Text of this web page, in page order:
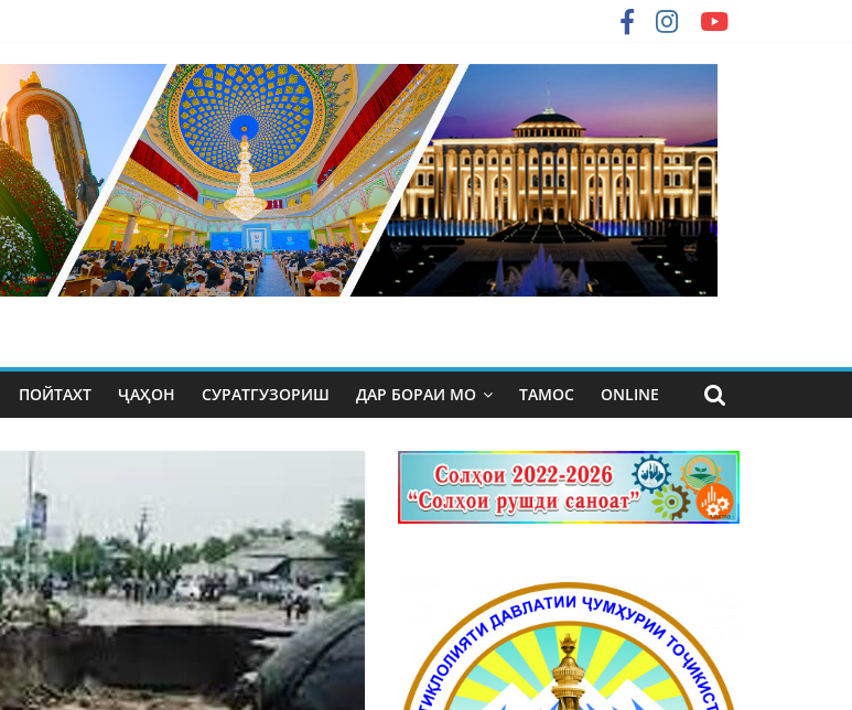
ПОЙТАХТ ҶАҲОН СУРАТГУЗОРИШ ДАР БОРАИ МО ТАМОС ONLINE